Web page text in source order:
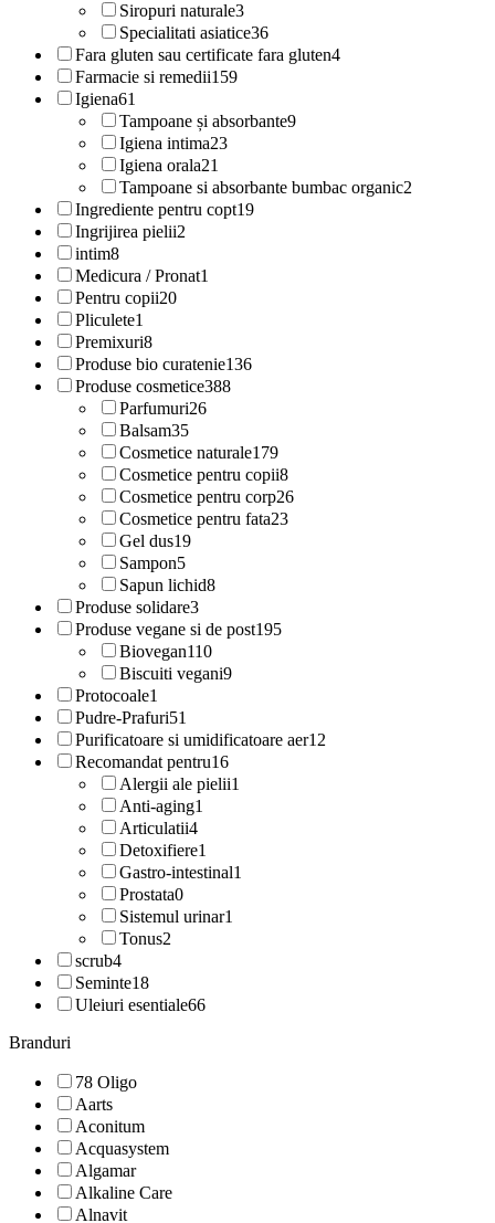
Siropuri naturale3
Specialitati asiatice36
Fara gluten sau certificate fara gluten4
Farmacie si remedii159
Igiena61
Tampoane și absorbante9
Igiena intima23
Igiena orala21
Tampoane si absorbante bumbac organic2
Ingrediente pentru copt19
Ingrijirea pielii2
intim8
Medicura / Pronat1
Pentru copii20
Pliculete1
Premixuri8
Produse bio curatenie136
Produse cosmetice388
Parfumuri26
Balsam35
Cosmetice naturale179
Cosmetice pentru copii8
Cosmetice pentru corp26
Cosmetice pentru fata23
Gel dus19
Sampon5
Sapun lichid8
Produse solidare3
Produse vegane si de post195
Biovegan110
Biscuiti vegani9
Protocoale1
Pudre-Prafuri51
Purificatoare si umidificatoare aer12
Recomandat pentru16
Alergii ale pielii1
Anti-aging1
Articulatii4
Detoxifiere1
Gastro-intestinal1
Prostata0
Sistemul urinar1
Tonus2
scrub4
Seminte18
Uleiuri esentiale66
Branduri
78 Oligo
Aarts
Aconitum
Acquasystem
Algamar
Alkaline Care
Alnavit